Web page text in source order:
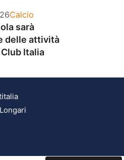
Categorie
Calcio
sarà
delle attività
Italia